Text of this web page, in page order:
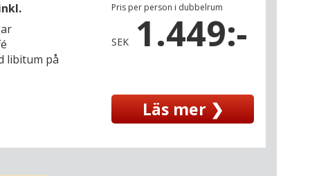
libitum på
Pris per person i dubbelrum
SEK 1.449:-
Läs mer ❯